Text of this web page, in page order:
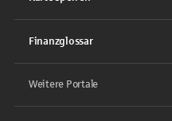
Finanzglossar
Weitere Portale